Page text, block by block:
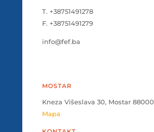
T. +38751491278
F. +38751491279
info@fef.ba
MOSTAR
Kneza Višeslava 30, Mostar 88000
Mapa